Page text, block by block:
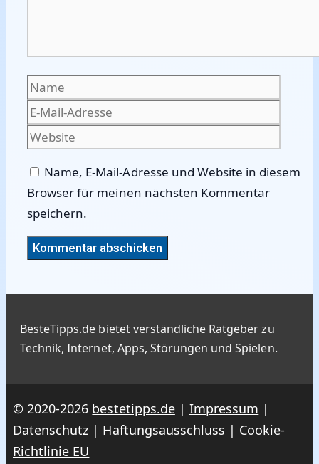
Name
Mail-
Name, E-Mail-Adresse und Website in diesem
Browser für meinen nächsten Kommentar
speichern.
BesteTipps.de bietet verständliche Ratgeber zu
Technik, Internet, Apps, Störungen und Spielen.
© 2020-2026 bestetipps.de| Impressum |
Datenschutz | Haftungsausschluss | Cookie-
Richtlinie EU